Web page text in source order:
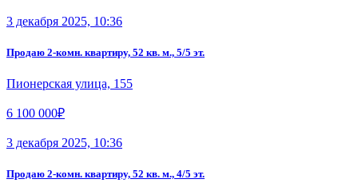
3 декабря 2025, 10:36
Продаю 2-комн. квартиру, 52 кв. м., 5/5 эт.
Пионерская улица, 155
6 100 000₽
3 декабря 2025, 10:36
Продаю 2-комн. квартиру, 52 кв. м., 4/5 эт.